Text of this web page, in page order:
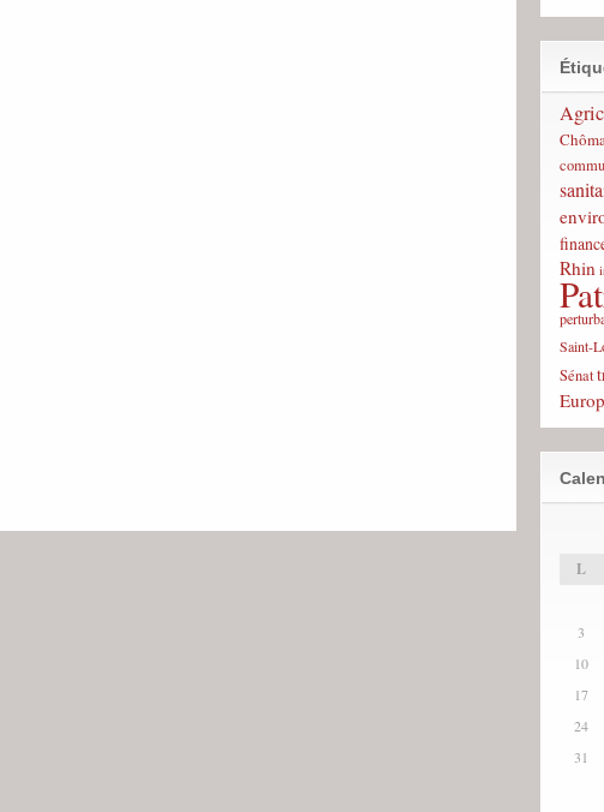
Rhin
Saint-
Sénat
L
3
10
17
24
31